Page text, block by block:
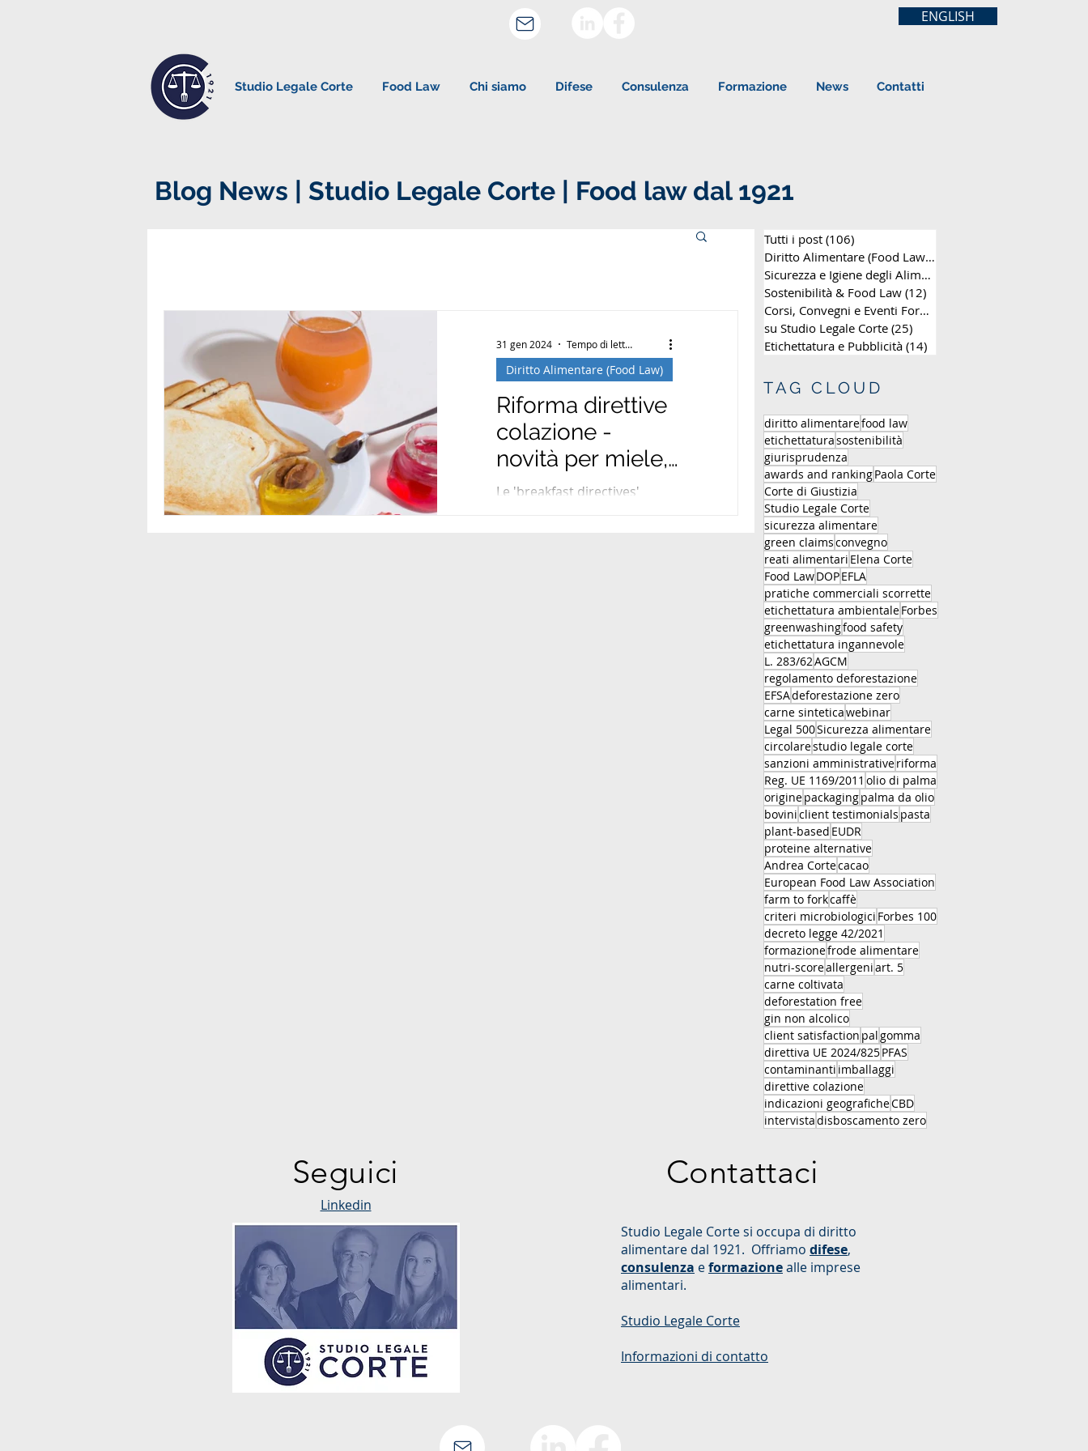
ENGLISH
Studio Legale Corte Food Law Chi siamo Difese Consulenza Formazione News Contatti
Blog News | Studio Legale Corte | Food law dal 1921
Riforma direttive
colazione -
novità per miele,
marmellate,
Le 'breakfast directives'
Diritto Alimentare (Food Law)
31 gen 2024 Tempo di lettura: 2 min
Tutti i post (106)
Diritto Alimentare (Food Law)(63)
Sicurezza e Igiene degli Alimenti
Sostenibilità & Food Law (12)
Corsi, Convegni e Eventi Formativi
su Studio Legale Corte (25)
Etichettatura e Pubblicità (14)
TAG CLOUD
diritto alimentarefood law
etichettaturasostenibilità
giurisprudenza
awards and rankingPaola Corte
Corte di Giustizia
Studio Legale Corte
sicurezza alimentare
green claimsconvegno
reati alimentari Elena Corte
Food LawDOPEFLA
pratiche commerciali scorrette
etichettatura ambientaleForbes
greenwashingfood safety
etichettatura ingannevole
L. 283/62AGCM
regolamento deforestazione
EFSAdeforestazione zero
carne sinteticawebinar
Legal 500Sicurezza alimentare
circolarestudio legale corte
sanzioni amministrativeriforma
Reg. UE 1169/2011 olio di palma
originepackagingpalma da olio
boviniclient testimonials pasta
plant-based EUDR
proteine alternative
Andrea Cortecacao
European Food Law Association
farm to forkcaffè
criteri microbiologici Forbes 100
decreto legge 42/2021
formazionefrode alimentare
nutri-scoreallergeniart. 5
carne coltivata
deforestation free
gin non alcolico
client satisfaction palgomma
direttiva UE 2024/825PFAS
contaminanti imballaggi
direttive colazione
indicazioni geograficheCBD
intervistadisboscamento zero
Seguici
Linkedin
Contattaci
Studio Legale Corte si occupa di diritto
alimentare dal 1921. Offriamo difese,
consulenza eformazionealle imprese
alimentari.
Studio Legale Corte
Informazioni di contatto